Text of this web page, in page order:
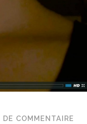
DE COMMENTAIRE